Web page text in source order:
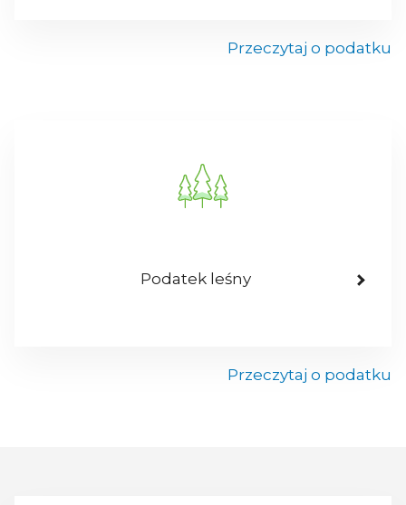
Przeczytaj o podatku
Podatek leśny
Przeczytaj o podatku